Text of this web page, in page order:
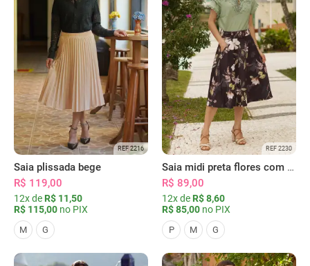
REF 2216
Saia plissada bege
R$ 119,00
12x de R$ 11,50
R$ 115,00 no PIX
M G
REF 2230
Saia midi preta flores com bolsos
R$ 89,00
12x de R$ 8,60
R$ 85,00 no PIX
P M G